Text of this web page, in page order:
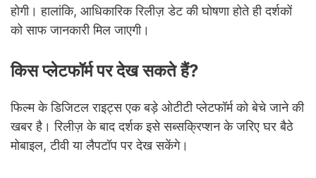
होगी। हालांकि, आधिकारिक रिलीज़ डेट की घोषणा होते ही दर्शकों
को साफ जानकारी मिल जाएगी।
किस प्लेटफॉर्म पर देख सकते हैं?
फिल्म के डिजिटल राइट्स एक बड़े ओटीटी प्लेटफॉर्म को बेचे जाने की
खबर है। रिलीज़ के बाद दर्शक इसे सब्सक्रिप्शन के जरिए घर बैठे
मोबाइल, टीवी या लैपटॉप पर देख सकेंगे।